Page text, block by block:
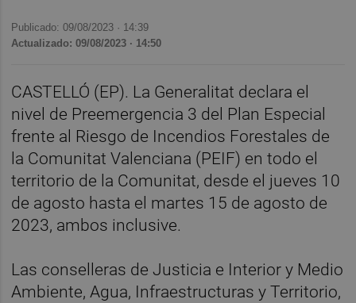
Publicado: 09/08/2023 · 14:39
Actualizado: 09/08/2023 · 14:50
CASTELLÓ (EP). La Generalitat declara el
nivel de Preemergencia 3 del Plan Especial
frente al Riesgo de Incendios Forestales de
la Comunitat Valenciana (PEIF) en todo el
territorio de la Comunitat, desde el jueves 10
de agosto hasta el martes 15 de agosto de
2023, ambos inclusive.
Las conselleras de Justicia e Interior y Medio
Ambiente, Agua, Infraestructuras y Territorio,